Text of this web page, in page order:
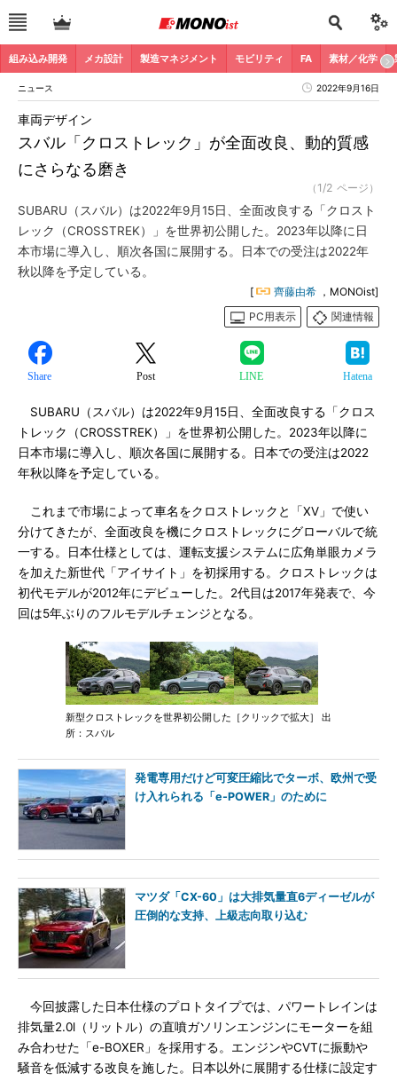
組み込み開発 メカ設計 製造マネジメント モビリティ FA 素材／化学
ニュース 2022年9月16日
スバル「クロストレック」が全面改良、動的質感
にさらなる磨き
車両デザイン
（1/2 ページ）
SUBARU（スバル）は2022年9月15日、全面改良する「クロスト
レック（CROSSTREK）」を世界初公開した。2023年以降に日
本市場に導入し、順次各国に展開する。日本での受注は2022年
秋以降を予定している。
[ 齊藤由希 ，MONOist]
PC用表示
関連情報
Share Post LINE Hatena
SUBARU（スバル）は2022年9月15日、全面改良する「クロス
トレック（CROSSTREK）」を世界初公開した。2023年以降に
日本市場に導入し、順次各国に展開する。日本での受注は2022
年秋以降を予定している。
これまで市場によって車名をクロストレックと「XV」で使い
分けてきたが、全面改良を機にクロストレックにグローバルで統
一する。日本仕様としては、運転支援システムに広角単眼カメラ
を加えた新世代「アイサイト」を初採用する。クロストレックは
初代モデルが2012年にデビューした。2代目は2017年発表で、今
回は5年ぶりのフルモデルチェンジとなる。
新型クロストレックを世界初公開した［クリックで拡大］ 出
所：スバル
発電専用だけど可変圧縮比でターボ、欧州で受
け入れられる「e-POWER」のために
マツダ「CX-60」は大排気量直6ディーゼルが
圧倒的な支持、上級志向取り込む
今回披露した日本仕様のプロトタイプでは、パワートレインは
排気量2.0l（リットル）の直噴ガソリンエンジンにモーターを組
み合わせた「e-BOXER」を採用する。エンジンやCVTに振動や
騒音を低減する改良を施した。日本以外に展開する仕様に設定す